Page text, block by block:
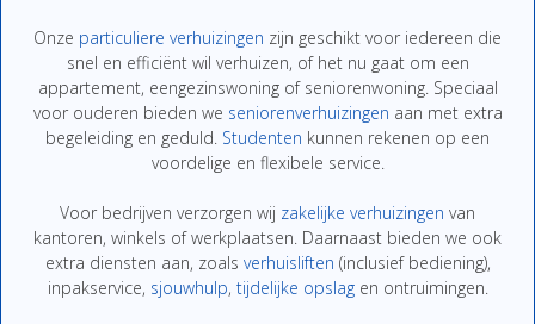
Onze particuliere verhuizingen zijn geschikt voor iedereen die
snel en efficiënt wil verhuizen, of het nu gaat om een
appartement, eengezinswoning of seniorenwoning. Speciaal
voor ouderen bieden we seniorenverhuizingen aan met extra
begeleiding en geduld. Studenten kunnen rekenen op een
voordelige en flexibele service.
Voor bedrijven verzorgen wij zakelijke verhuizingen van
kantoren, winkels ofwerkplaatsen. Daarnaast bieden we ook
extra diensten aan, zoals verhuisliften (inclusief bediening),
inpakservice, sjouwhulp, tijdelijke opslag en ontruimingen